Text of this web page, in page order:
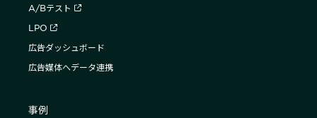
A/Bテスト
LPO
広告ダッシュボード
広告媒体へデータ連携
事例